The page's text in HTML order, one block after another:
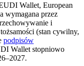
Wallet, European
wymagana przez
i
(stan cywilny,
podpisów
Wallet stopniowo